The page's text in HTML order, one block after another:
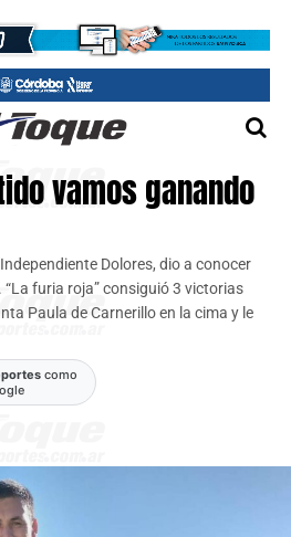
vamos ganando
Dolores, dio a conocer
furia roja” consiguió 3 victorias
Paula de Carnerillo en la cima y le
como